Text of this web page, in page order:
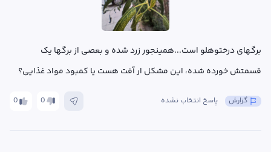
قسمتش خورده شده، این مشکل ار آفت هست یا کمبود مواد غذایی؟
0 0 پاسخ انتخاب نشده گزارش